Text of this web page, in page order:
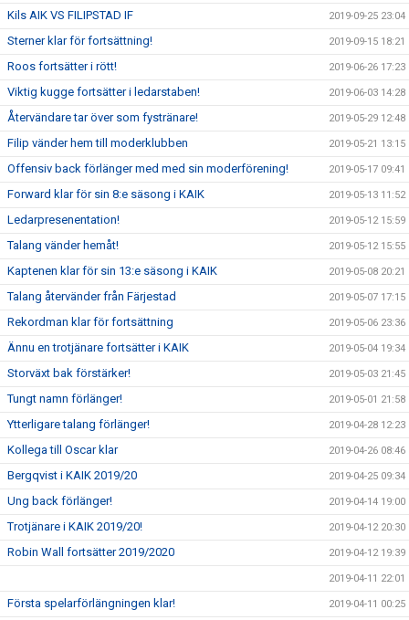
Kils AIK VS FILIPSTAD IF 2019-09-25 23:04
Sterner klar för fortsättning! 2019-09-15 18:21
Roos fortsätter i rött! 2019-06-26 17:23
Viktig kugge fortsätter i ledarstaben! 2019-06-03 14:28
Återvändare tar över som fystränare! 2019-05-29 12:48
Filip vänder hem till moderklubben 2019-05-21 13:15
Offensiv back förlänger med med sin moderförening! 2019-05-17 09:41
Forward klar för sin 8:e säsong i KAIK 2019-05-13 11:52
Ledarpresenentation! 2019-05-12 15:59
Talang vänder hemåt! 2019-05-12 15:55
Kaptenen klar för sin 13:e säsong i KAIK 2019-05-08 20:21
Talang återvänder från Färjestad 2019-05-07 17:15
Rekordman klar för fortsättning 2019-05-06 23:36
Ännu en trotjänare fortsätter i KAIK 2019-05-04 19:34
Storväxt bak förstärker! 2019-05-03 21:45
Tungt namn förlänger! 2019-05-01 21:58
Ytterligare talang förlänger! 2019-04-28 12:23
Kollega till Oscar klar 2019-04-26 08:46
Bergqvist i KAIK 2019/20 2019-04-25 09:34
Ung back förlänger! 2019-04-14 19:00
Trotjänare i KAIK 2019/20! 2019-04-12 20:30
Robin Wall fortsätter 2019/2020 2019-04-12 19:39
2019-04-11 22:01
Första spelarförlängningen klar! 2019-04-11 00:25